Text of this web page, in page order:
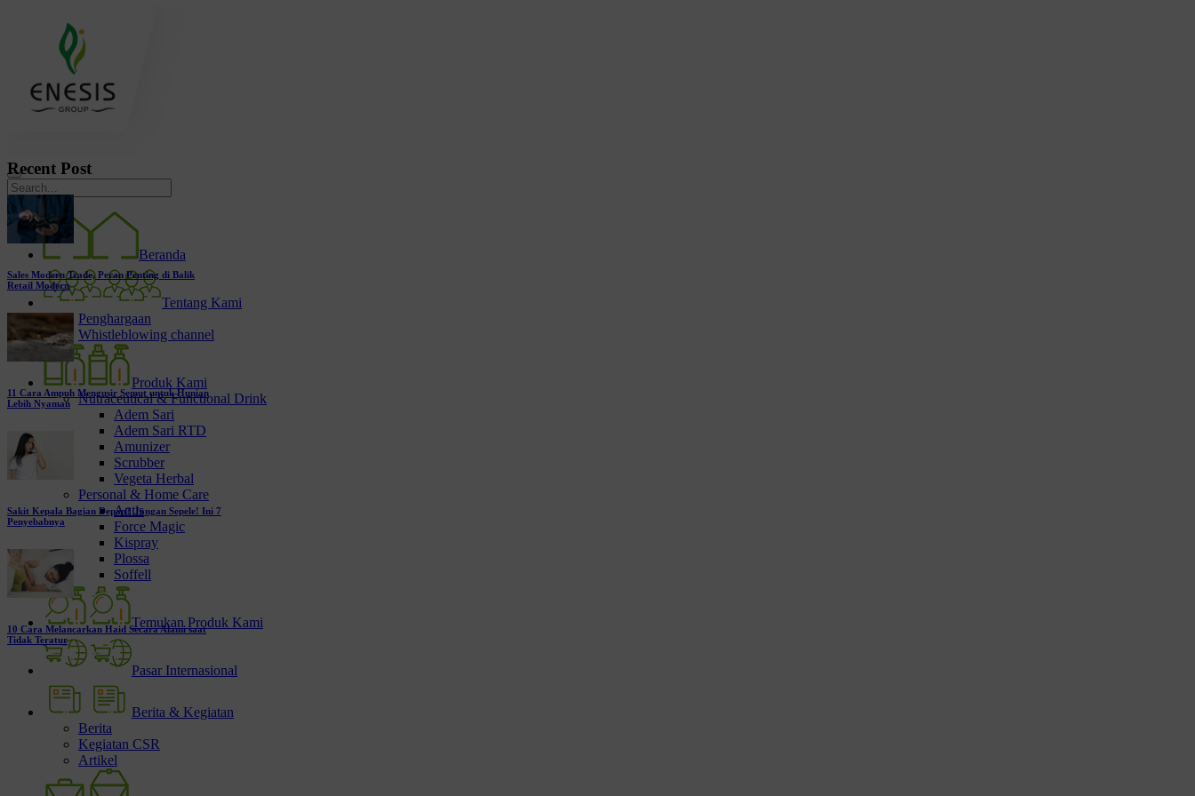
Beranda
Tentang Kami
Penghargaan
Whistleblowing channel
Produk Kami
Nutraceutical & Functional Drink
Adem Sari
Adem Sari RTD
Amunizer
Scrubber
Vegeta Herbal
Personal & Home Care
Antis
Force Magic
Kispray
Plossa
Soffell
Temukan Produk Kami
Pasar Internasional
Berita & Kegiatan
Berita
Kegiatan CSR
Artikel
Recent Post
Sales Modern Trade, Peran Penting di Balik
Retail Modern
11 Cara Ampuh Mengusir Semut untuk Hunian
Lebih Nyaman
Sakit Kepala Bagian Depan? Jangan Sepele! Ini 7
Penyebabnya
10 Cara Melancarkan Haid Secara Alami saat
Tidak Teratur